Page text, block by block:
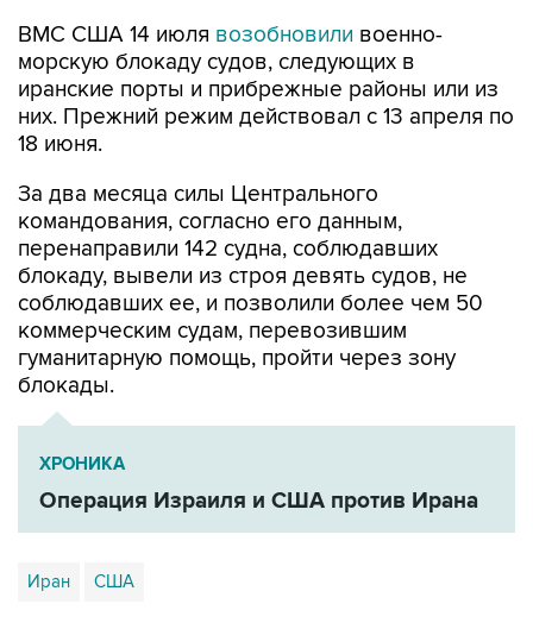
ВМС США 14 июля возобновили военно-
морскую блокаду судов, следующих в
иранские порты и прибрежные районы или из
них. Прежний режим действовал с 13 апреля по
18 июня.
За два месяца силы Центрального
командования, согласно его данным,
перенаправили 142 судна, соблюдавших
блокаду, вывели из строя девять судов, не
соблюдавших ее, и позволили более чем 50
коммерческим судам, перевозившим
гуманитарную помощь, пройти через зону
блокады.
ХРОНИКА
Операция Израиля и США против Ирана
Иран США